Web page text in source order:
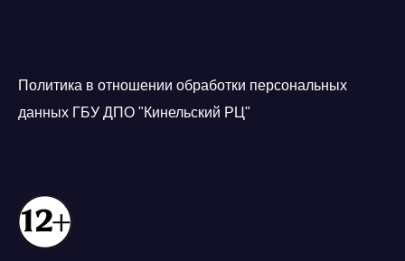
Политика в отношении обработки персональных
данных ГБУ ДПО "Кинельский РЦ"